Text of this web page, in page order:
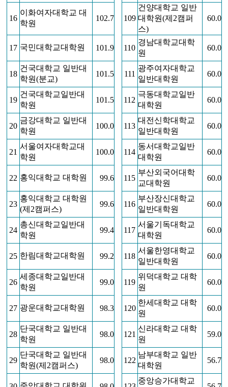
16
이화여자대학교 대
학원
102.7 109
건양대학교 일반
대학원(제2캠퍼
스)
60.0
17 국민대학교대학원 101.9 110
경남대학교대학
원
60.0
18
건국대학교 일반대
학원(분교)
101.5 111
광주여자대학교
일반대학원
60.0
19
건국대학교일반대
학원
101.5 112
극동대학교일반
대학원
60.0
20
금강대학교 일반대
학원
100.0 113
대전신학대학교
일반대학원
60.0
21
서울여자대학교대
학원
100.0 114
동서대학교일반
대학원
60.0
22 홍익대학교 대학원 99.6 115
부산외국어대학
교대학원
60.0
23
홍익대학교 대학원
(제2캠퍼스)
99.6 116
부산장신대학교
일반대학원
60.0
24
총신대학교일반대
학원
99.4 117
서울기독대학교
대학원
60.0
25 한림대학교대학원 99.2 118
서울한영대학교
일반대학원
60.0
26
세종대학교일반대
학원
99.0 119
위덕대학교 대학
원
60.0
27 광운대학교대학원 98.3 120
한세대학교 대학
원
60.0
28
단국대학교 일반대
학원
98.0 121
신라대학교 대학
원
59.0
29
단국대학교 일반대
학원(제2캠퍼스)
98.0 122
남부대학교 일반
대학원
56.7
중앙승가대학교